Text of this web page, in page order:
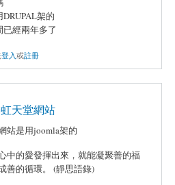
架的
經兩年多了
登入或註冊
天堂網站
站是用joomla架的
中的愛發揮出來，就能凝聚善的福
善的循環。 (靜思語錄)